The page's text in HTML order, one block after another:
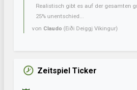
Realistisch gibt es auf der gesamten
25% unentschied...
von Claudo (Eiði Deiggj Víkingur)
Zeitspiel Ticker